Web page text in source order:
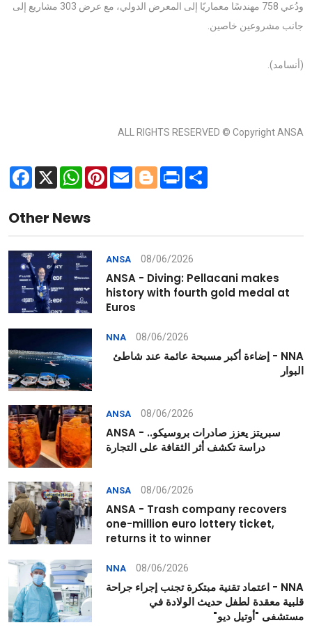
ودُعي 758 مهندسًا معماريًا إلى المعرض الدولي، مع عرض 303 مشاريع إلى
جانب مشروعين خاصين.
(أنسامد).
ALL RIGHTS RESERVED © Copyright ANSA
Facebook
X WhatsApp
Pinterest
Email BloggerPrint
Other News
ANSA 08/06/2026
ANSA - Diving: Pellacani makes
history with fourth gold medal at
Euros
NNA 08/06/2026
NNA - إضاءة أكبر مسبحة عائمة عند شاطئ
البوار
ANSA 08/06/2026
ANSA - سبريتز يعزز صادرات بروسيكو..
دراسة تكشف أثر الثقافة على التجارة
ANSA 08/06/2026
ANSA - Trash company recovers
one-million euro lottery ticket,
returns it to winner
NNA 08/06/2026
NNA - اعتماد تقنية مبتكرة تجنب إجراء جراحة
قلبية معقدة لطفل حديث الولادة في
مستشفى "أوتيل ديو"